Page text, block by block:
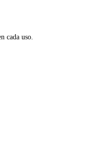
cada uso.